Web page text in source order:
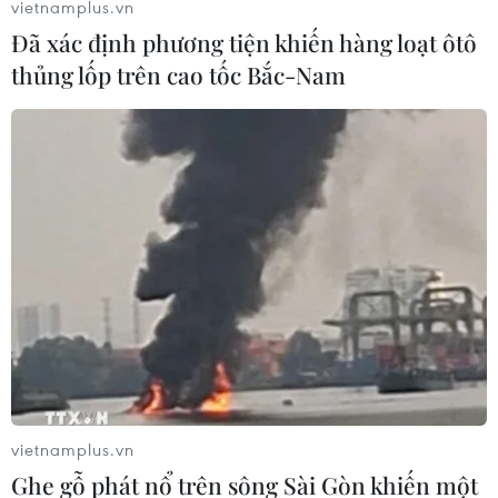
Động đất tại Nhật Bản: Cộng đồng
người Việt dần ổn định
02/08/2026 12:20
Kiều bào - cầu nối lan tỏa hình ảnh
Việt Nam trong kỷ nguyên phát triển
mới
31/07/2026 06:43
Nghĩa cử cao đẹp của lao động Việt
Nam lan tỏa trên truyền thông Nhật
Bản
vietnamplus.vn
Đã xác định phương tiện khiến hàng loạt ôtô
thủng lốp trên cao tốc Bắc-Nam
vietnamplus.vn
Ghe gỗ phát nổ trên sông Sài Gòn khiến một